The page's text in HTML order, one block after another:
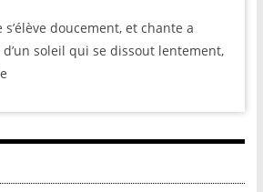
doucement, et chante a
soleil qui se dissout lentement,